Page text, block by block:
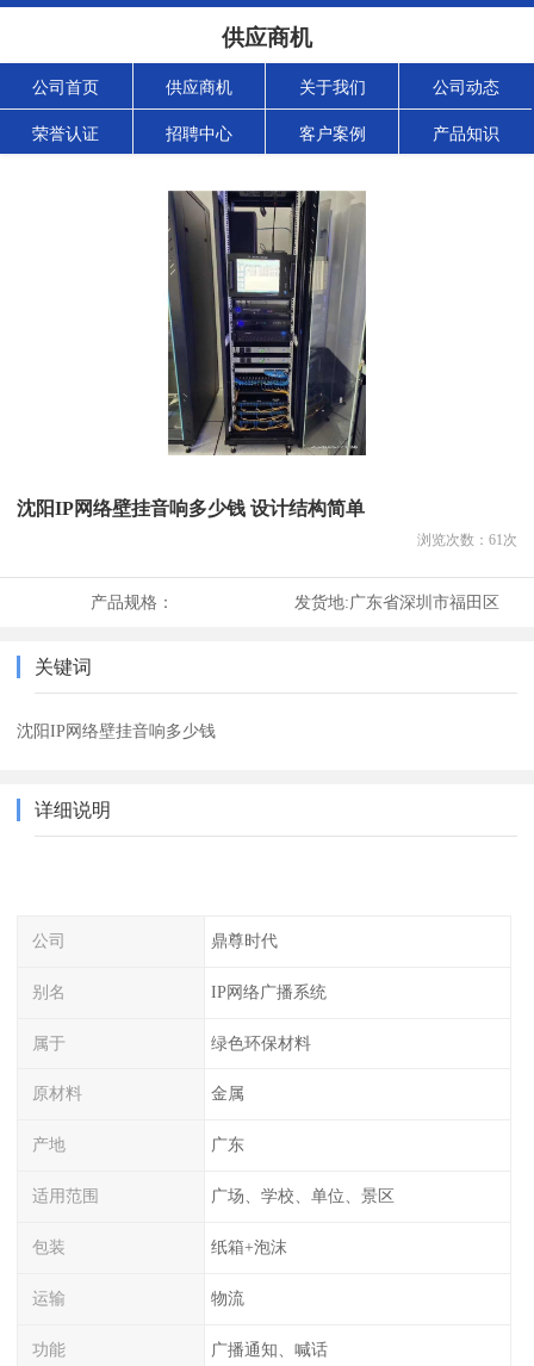
供应商机
公司首页 供应商机 关于我们 公司动态
荣誉认证 招聘中心 客户案例 产品知识
沈阳IP网络壁挂音响多少钱 设计结构简单
浏览次数： 61次
产品规格： 发货地:广东省深圳市福田区
关键词
沈阳IP网络壁挂音响多少钱
详细说明
公司 鼎尊时代
别名 IP网络广播系统
属于 绿色环保材料
原材料 金属
产地 广东
适用范围 广场、学校、单位、景区
包装 纸箱+泡沫
运输 物流
功能 广播通知、喊话